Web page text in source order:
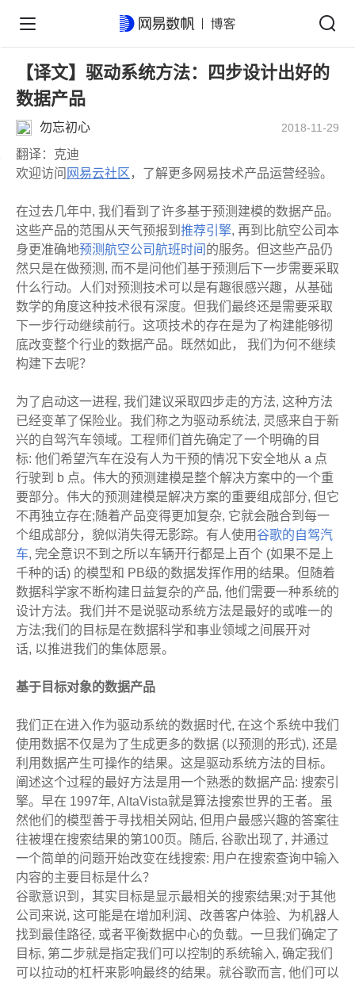
【译文】驱动系统方法：四步设计出好的
数据产品
勿忘初心 2018-11-29
翻译：克迪
欢迎访问 网易云社区 ，了解更多网易技术产品运营经验。
在过去几年中, 我们看到了许多基于预测建模的数据产品。
这些产品的范围从天气预报到 推荐引擎, 再到比航空公司本
身更准确地预测航空公司航班时间 的服务。但这些产品仍
然只是在做预测, 而不是问他们基于预测后下一步需要采取
什么行动。人们对预测技术可以是有趣很感兴趣，从基础
数学的角度这种技术很有深度。但我们最终还是需要采取
下一步行动继续前行。这项技术的存在是为了构建能够彻
底改变整个行业的数据产品。既然如此， 我们为何不继续
构建下去呢？
为了启动这一进程, 我们建议采取四步走的方法, 这种方法
已经变革了保险业。我们称之为驱动系统法, 灵感来自于新
兴的自驾汽车领域。工程师们首先确定了一个明确的目
标: 他们希望汽车在没有人为干预的情况下安全地从 a 点
行驶到 b 点。伟大的预测建模是整个解决方案中的一个重
要部分。伟大的预测建模是解决方案的重要组成部分, 但它
不再独立存在;随着产品变得更加复杂, 它就会融合到每一
个组成部分，貌似消失得无影踪。有人使用谷歌的自驾汽
车, 完全意识不到之所以车辆开行都是上百个 (如果不是上
千种的话) 的模型和 PB级的数据发挥作用的结果。但随着
数据科学家不断构建日益复杂的产品, 他们需要一种系统的
设计方法。我们并不是说驱动系统方法是最好的或唯一的
方法;我们的目标是在数据科学和事业领域之间展开对
话, 以推进我们的集体愿景。
基于目标对象的数据产品
我们正在进入作为驱动系统的数据时代, 在这个系统中我们
使用数据不仅是为了生成更多的数据 (以预测的形式), 还是
利用数据产生可操作的结果。这是驱动系统方法的目标。
阐述这个过程的最好方法是用一个熟悉的数据产品: 搜索引
擎。早在 1997年, AltaVista就是算法搜索世界的王者。虽
然他们的模型善于寻找相关网站, 但用户最感兴趣的答案往
往被埋在搜索结果的第100页。随后, 谷歌出现了, 并通过
一个简单的问题开始改变在线搜索: 用户在搜索查询中输入
内容的主要目标是什么？
谷歌意识到，其实目标是显示最相关的搜索结果;对于其他
公司来说, 这可能是在增加利润、改善客户体验、为机器人
找到最佳路径, 或者平衡数据中心的负载。一旦我们确定了
目标, 第二步就是指定我们可以控制的系统输入, 确定我们
可以拉动的杠杆来影响最终的结果。就谷歌而言, 他们可以